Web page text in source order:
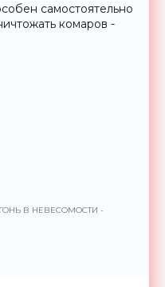
самостоятельно
комаров -
В НЕВЕСОМОСТИ -